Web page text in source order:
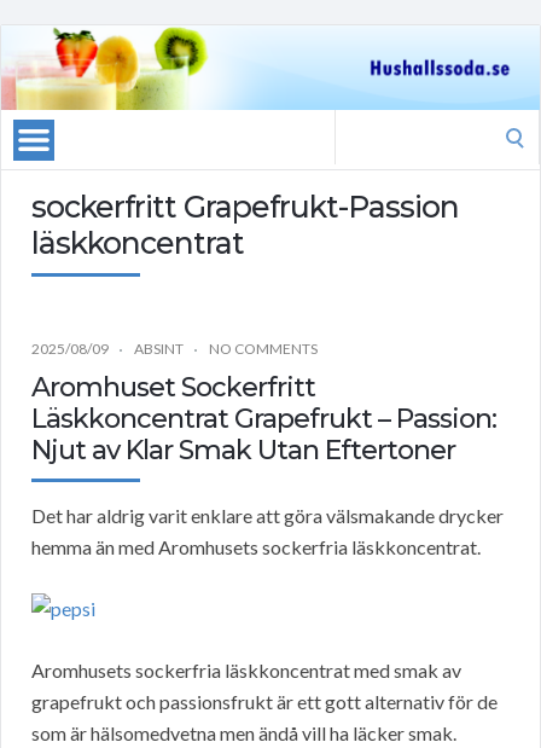
sockerfritt Grapefrukt-Passion
läskkoncentrat
2025/08/09 ABSINT NO COMMENTS
Aromhuset Sockerfritt
Läskkoncentrat Grapefrukt – Passion:
Njut av Klar Smak Utan Eftertoner
Det har aldrig varit enklare att göra välsmakande drycker
hemma än med Aromhusets sockerfria läskkoncentrat.
Aromhusets sockerfria läskkoncentrat med smak av
grapefrukt och passionsfrukt är ett gott alternativ för de
som är hälsomedvetna men ändå vill ha läcker smak.